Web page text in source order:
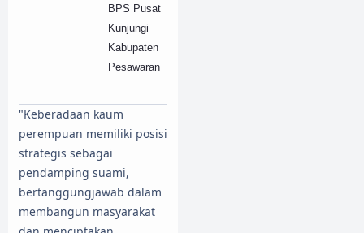
BPS Pusat
Kunjungi
Kabupaten
Pesawaran
"Keberadaan kaum
perempuan memiliki posisi
strategis sebagai
pendamping suami,
bertanggungjawab dalam
membangun masyarakat